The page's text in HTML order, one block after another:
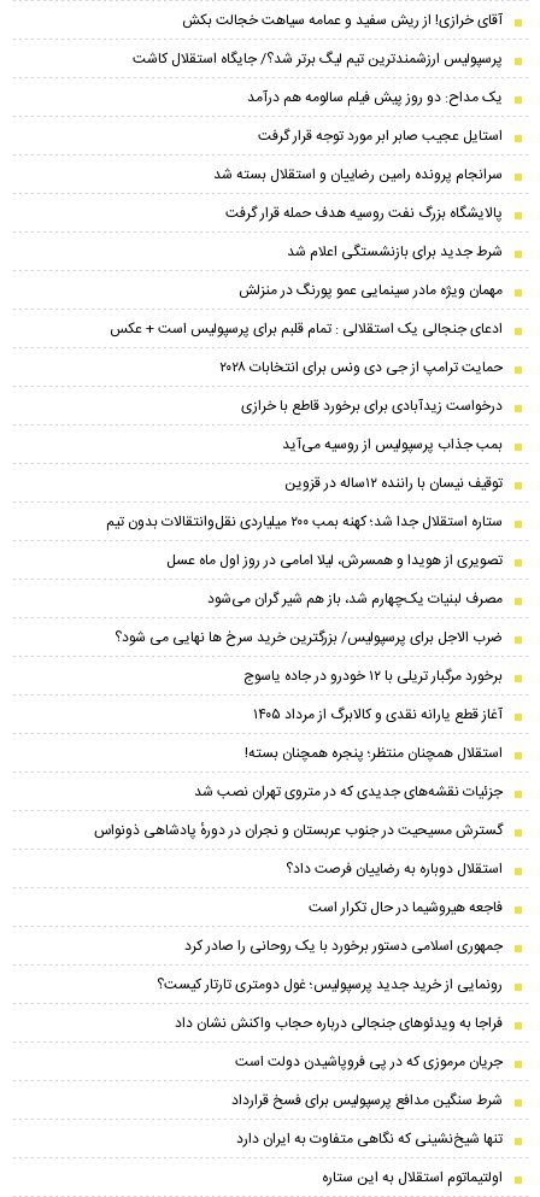
آقای خرازی! از ریش سفید و عمامه سیاهت خجالت بکش
پرسپولیس ارزشمندترین تیم لیگ برتر شد؟/ جایگاه استقلال کاشت
یک مداح: دو روز پیش فیلم سالومه هم درآمد
استایل عجیب صابر ابر مورد توجه قرار گرفت
سرانجام پرونده رامین رضاییان و استقلال بسته شد
پالایشگاه بزرگ نفت روسیه هدف حمله قرار گرفت
شرط جدید برای بازنشستگی اعلام شد
مهمان ویژه مادر سینمایی عمو پورنگ در منزلش
ادعای جنجالی یک استقلالی : تمام قلبم برای پرسپولیس است + عکس
حمایت ترامپ از جی دی ونس برای انتخابات ۲۰۲۸
درخواست زیدآبادی برای برخورد قاطع با خرازی
بمب جذاب پرسپولیس از روسیه می‌آید
توقیف نیسان با راننده ۱۲ساله در قزوین
ستاره استقلال جدا شد؛ کهنه بمب ۲۰۰ میلیاردی نقل‌وانتقالات بدون تیم
تصویری از هویدا و همسرش، لیلا امامی در روز اول ماه عسل
مصرف لبنیات یک‌چهارم شد، باز هم شیر گران می‌شود
ضرب الاجل برای پرسپولیس/ بزرگترین خرید سرخ ها نهایی می شود؟
برخورد مرگبار تریلی با ۱۲ خودرو در جاده یاسوج
آغاز قطع یارانه نقدی و کالابرگ از مرداد ۱۴۰۵
استقلال همچنان منتظر؛ پنجره همچنان بسته!
جزئیات نقشه‌های جدیدی که در متروی تهران نصب شد
گسترش مسیحیت در جنوب عربستان و نجران در دورهٔ پادشاهی ذونواس
استقلال دوباره به رضاییان فرصت داد؟
فاجعه هیروشیما در حال تکرار است
جمهوری اسلامی دستور برخورد با یک روحانی را صادر کرد
رونمایی از خرید جدید پرسپولیس؛ غول دومتری تارتار کیست؟
فراجا به ویدئوهای جنجالی درباره حجاب واکنش نشان داد
جریان مرموزی که در پی فروپاشیدن دولت است
شرط سنگین مدافع پرسپولیس برای فسخ قرارداد
تنها شیخ‌نشینی که نگاهی متفاوت به ایران دارد
اولتیماتوم استقلال به این ستاره